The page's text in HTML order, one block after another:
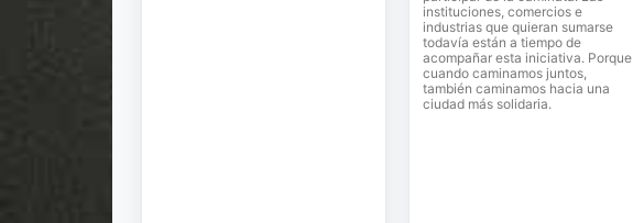
instituciones, comercios e
industrias que quieran sumarse
todavía están a tiempo de
acompañar esta iniciativa. Porque
cuando caminamos juntos,
también caminamos hacia una
ciudad más solidaria.